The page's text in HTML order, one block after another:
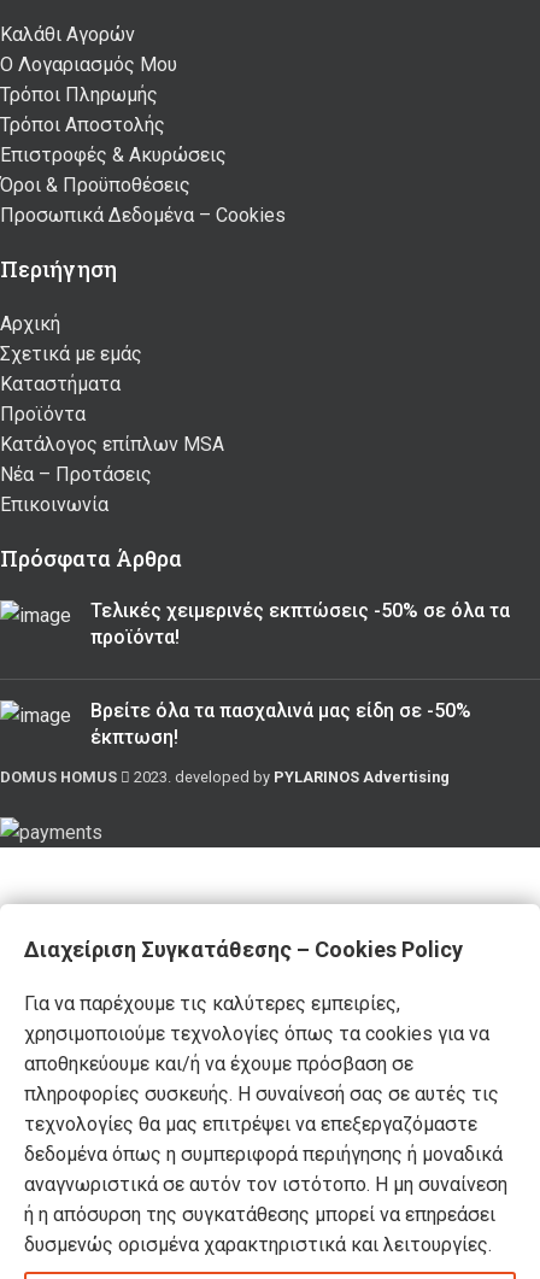
Καλάθι Αγορών
Ο Λογαριασμός Μου
Τρόποι Πληρωμής
Τρόποι Αποστολής
Επιστροφές & Ακυρώσεις
Όροι & Προϋποθέσεις
Προσωπικά Δεδομένα – Cookies
Περιήγηση
Αρχική
Σχετικά με εμάς
Καταστήματα
Προϊόντα
Κατάλογος επίπλων MSA
Nέα – Προτάσεις
Επικοινωνία
Πρόσφατα Άρθρα
Τελικές χειμερινές εκπτώσεις -50% σε όλα τα
προϊόντα!
Βρείτε όλα τα πασχαλινά μας είδη σε -50%
έκπτωση!
DOMUS HOMUS 2023. developed by PYLARINOS Advertising
Διαχείριση Συγκατάθεσης – Cookies Policy
Για να παρέχουμε τις καλύτερες εμπειρίες,
χρησιμοποιούμε τεχνολογίες όπως τα cookies για να
αποθηκεύουμε και/ή να έχουμε πρόσβαση σε
πληροφορίες συσκευής. Η συναίνεσή σας σε αυτές τις
τεχνολογίες θα μας επιτρέψει να επεξεργαζόμαστε
δεδομένα όπως η συμπεριφορά περιήγησης ή μοναδικά
αναγνωριστικά σε αυτόν τον ιστότοπο. Η μη συναίνεση
ή η απόσυρση της συγκατάθεσης μπορεί να επηρεάσει
δυσμενώς ορισμένα χαρακτηριστικά και λειτουργίες.